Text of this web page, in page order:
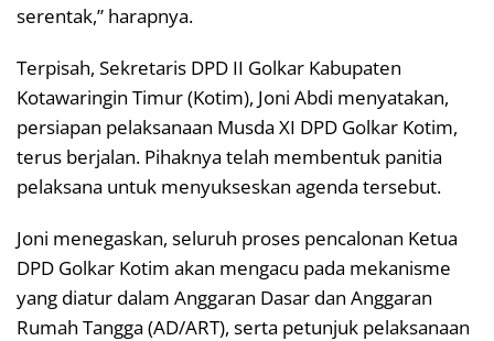
serentak,” harapnya.
Terpisah, Sekretaris DPD II Golkar Kabupaten
Kotawaringin Timur (Kotim), Joni Abdi menyatakan,
persiapan pelaksanaan Musda XI DPD Golkar Kotim,
terus berjalan. Pihaknya telah membentuk panitia
pelaksana untuk menyukseskan agenda tersebut.
Joni menegaskan, seluruh proses pencalonan Ketua
DPD Golkar Kotim akan mengacu pada mekanisme
yang diatur dalam Anggaran Dasar dan Anggaran
Rumah Tangga (AD/ART), serta petunjuk pelaksanaan